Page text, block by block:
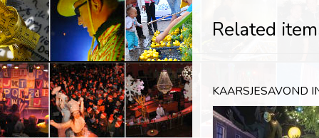
Related
KAARSJESAVOND